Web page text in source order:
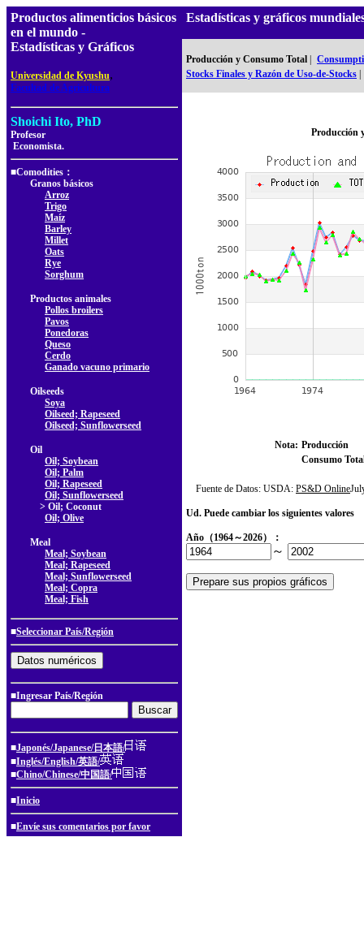
Productos alimenticios básicos
en el mundo -
Estadísticas y Gráficos
Universidad de Kyushu,
Facultad de Agricultura
Shoichi Ito, PhD
Profesor
Economista.
■Comodities：
Granos básicos
Arroz
Trigo
Maíz
Barley
Millet
Oats
Rye
Sorghum
Productos animales
Pollos broilers
Pavos
Ponedoras
Queso
Cerdo
Ganado vacuno primario
Oilseeds
Soya
Oilseed; Rapeseed
Oilseed; Sunflowerseed
Oil
Oil; Soybean
Oil; Palm
Oil; Rapeseed
Oil; Sunflowerseed
> Oil; Coconut
Oil; Olive
Meal
Meal; Soybean
Meal; Rapeseed
Meal; Sunflowerseed
Meal; Copra
Meal; Fish
■Seleccionar País/Región
■Ingresar País/Región
■Japonés/Japanese/日本語/
■Inglés/English/英語/
■Chino/Chinese/中国語/
■Inicio
■Envíe sus comentarios por favor
Estadísticas y gráficos
Producción y Consumo Total
Stocks Finales y Razón de Uso-de-Stocks
Producción
Nota: Producción
Consumo
Fuente de Datos: USDA: PS&D Online
Ud. Puede cambiar los siguientes valores
Año（1964～2026）：
～